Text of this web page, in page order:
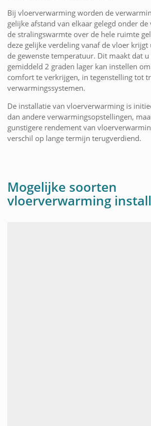
Bij vloerverwarming worden de
gelijke afstand van elkaar gelegd onder
de stralingswarmte over de hele ruimte
deze gelijke verdeling vanaf de vloer
de gewenste temperatuur. Dit maakt dat
gemiddeld 2 graden lager kan instellen
comfort te verkrijgen, in tegenstelling tot
verwarmingssystemen.
De installatie van vloerverwarming is
dan andere verwarmingsopstellingen,
gunstigere rendement van
verschil op lange termijn terugverdiend.
Mogelijke soorten
vloerverwarming